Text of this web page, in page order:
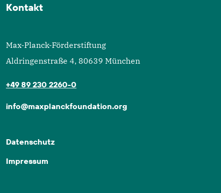
Kontakt
Max-Planck-Förderstiftung
Aldringenstraße 4, 80639 München
+49 89 230 2260-0
info@maxplanckfoundation.org
Datenschutz
Impressum